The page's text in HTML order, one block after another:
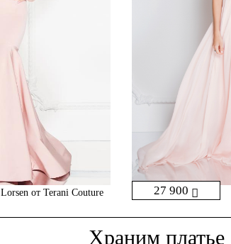
Lorsen от Terani Couture 27 900